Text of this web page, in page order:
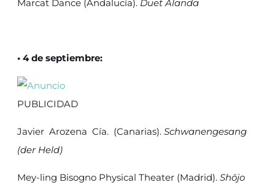
Marcat Dance (Andalucía). Duet Alanda
• 4 de septiembre:
PUBLICIDAD
Javier Arozena Cía. (Canarias). Schwanengesang
(der Held)
Mey-ling Bisogno Physical Theater (Madrid). Shōjo